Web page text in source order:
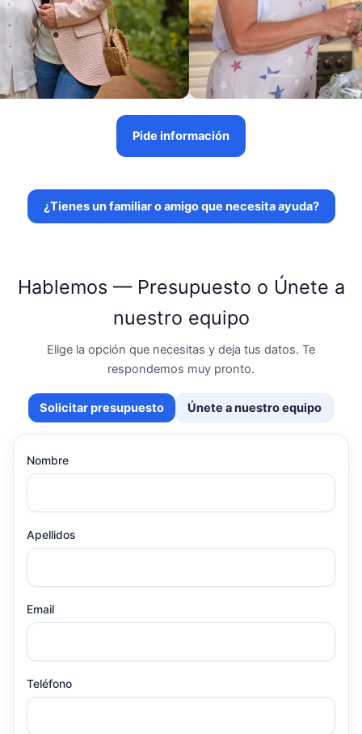
Pide información
¿Tienes un familiar o amigo que necesita ayuda?
Hablemos — Presupuesto o Únete a
nuestro equipo
Elige la opción que necesitas y deja tus datos. Te
respondemos muy pronto.
Solicitar presupuesto Únete a nuestro equipo
Nombre
Apellidos
Email
Teléfono